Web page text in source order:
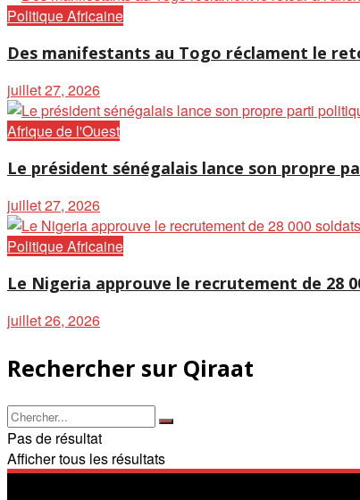
Politique Africaine
Des manifestants au Togo réclament le
juillet 27, 2026
Afrique de l'Ouest
Le président sénégalais lance son propre
juillet 27, 2026
Politique Africaine
Le Nigeria approuve le recrutement de 28
juillet 26, 2026
Rechercher sur Qiraat
Pas de résultat
Afficher tous les résultats